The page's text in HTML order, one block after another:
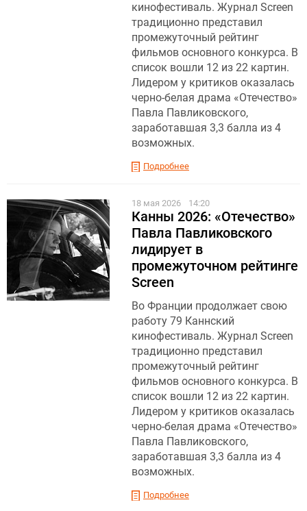
кинофестиваль. Журнал Screen
традиционно представил
промежуточный рейтинг
фильмов основного конкурса. В
список вошли 12 из 22 картин.
Лидером у критиков оказалась
черно-белая драма «Отечество»
Павла Павликовского,
заработавшая 3,3 балла из 4
возможных.
Подробнее
18 мая 2026 14:20
Канны 2026: «Отечество»
Павла Павликовского
лидирует в
промежуточном рейтинге
Screen
Во Франции продолжает свою
работу 79 Каннский
кинофестиваль. Журнал Screen
традиционно представил
промежуточный рейтинг
фильмов основного конкурса. В
список вошли 12 из 22 картин.
Лидером у критиков оказалась
черно-белая драма «Отечество»
Павла Павликовского,
заработавшая 3,3 балла из 4
возможных.
Подробнее